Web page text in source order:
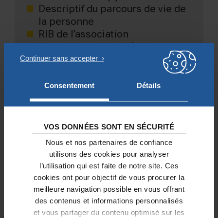
Consentement Détails
VOS DONNÉES SONT EN SÉCURITÉ
Nous et nos partenaires de confiance
utilisons des cookies pour analyser
l’utilisation qui est faite de notre site. Ces
cookies ont pour objectif de vous procurer la
meilleure navigation possible en vous offrant
des contenus et informations personnalisés
et vous partager du contenu optimisé sur les
Descriptif du parcours de vie de
la personne
RIB de l’association
Formulaire de droit à l’image
complété
À télécharger ici
La réponse de la Fondation Notre Dame
vous sera transmise par téléphone ou
courriel sous 5 jours ouvrés.
Le versement est réalisé la semaine
suivante sur le compte de l’association.
Cette dernière doit ensuite régler les
factures pour lesquelles la somme a été
débloquée et ne doit en aucun cas